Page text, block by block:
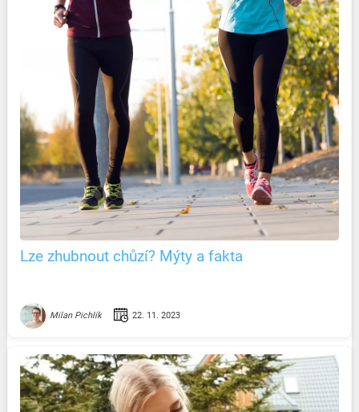
Lze zhubnout chůzí? Mýty a fakta
Milan Pichlík 22. 11. 2023